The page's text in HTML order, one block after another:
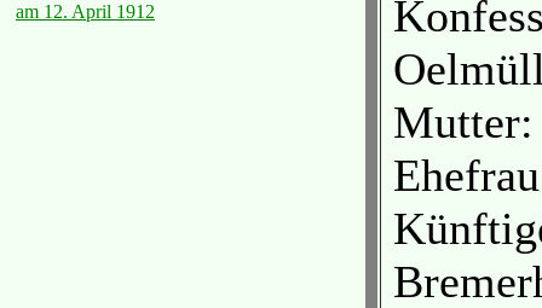
am 12. April 1912
Mutter: